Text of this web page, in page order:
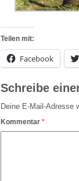
Teilen mit:
Facebook
Schreibe
Deine E-Mail-Adresse
Kommentar *